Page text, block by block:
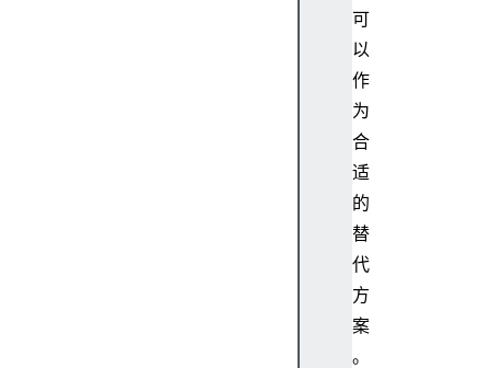
可
以
作
为
合
适
的
替
代
方
案
。